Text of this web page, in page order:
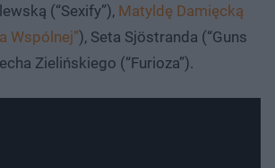
(“Sexify”), Matyldę Damięcką
Wspólnej”), Seta Sjöstranda (“Guns
Zielińskiego (“Furioza”).